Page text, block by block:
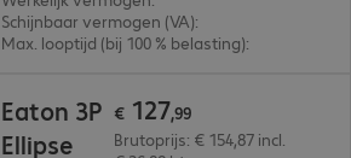
Schijnbaar vermogen (VA):
Max. looptijd (bij 100 % belasting):
Eaton 3P
Ellipse
€ 127,99
Brutoprijs: € 154,87 incl.